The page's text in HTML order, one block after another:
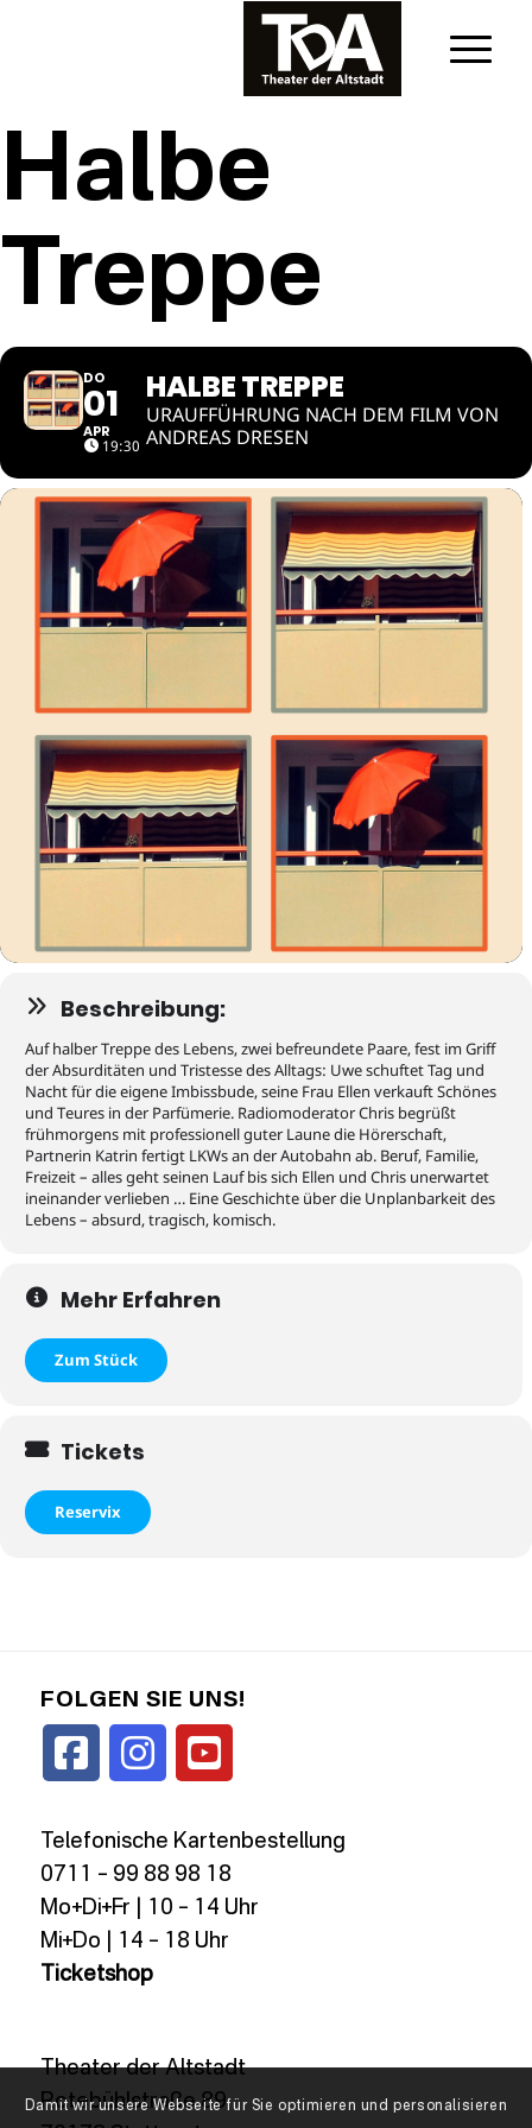
Halbe
Treppe
DO
01
APR
19:30
HALBE TREPPE
URAUFFÜHRUNG NACH DEM FILM VON
ANDREAS DRESEN
Beschreibung:
Auf halber Treppe des Lebens, zwei befreundete Paare, fest im Griff
der Absurditäten und Tristesse des Alltags: Uwe schuftet Tag und
Nacht für die eigene Imbissbude, seine Frau Ellen verkauft Schönes
und Teures in der Parfümerie. Radiomoderator Chris begrüßt
frühmorgens mit professionell guter Laune die Hörerschaft,
Partnerin Katrin fertigt LKWs an der Autobahn ab. Beruf, Familie,
Freizeit – alles geht seinen Lauf bis sich Ellen und Chris unerwartet
ineinander verlieben … Eine Geschichte über die Unplanbarkeit des
Lebens – absurd, tragisch, komisch.
Mehr Erfahren
Zum Stück
Tickets
Reservix
FOLGEN SIE UNS!
Telefonische Kartenbestellung
0711 – 99 88 98 18
Mo+Di+Fr | 10 – 14 Uhr
Mi+Do | 14 – 18 Uhr
Ticketshop
Theater der Altstadt
Rotebühlstraße 89
Damit wir unsere Webseite für Sie optimieren und personalisieren